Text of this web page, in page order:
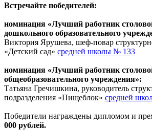
Встречайте победителей:
номинация «Лучший работник
дошкольного образовательного
Виктория Ярушева, шеф-повар
«Детский сад» средней школы № 133
номинация «Лучший работник
общеобразовательного учреждения»:
Татьяна Гречишкина, руководитель
подразделения «Пищеблок» средней
Победители награждены дипломом и
000 рублей.